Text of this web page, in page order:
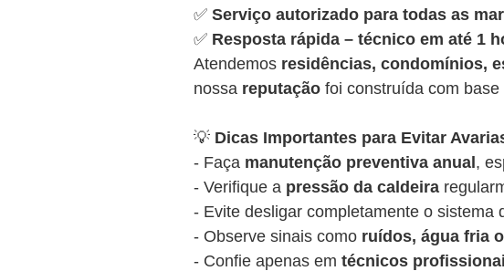
✅ Serviço autorizado para todas as
✅ Resposta rápida – técnico em até 1
Atendemos residências, condomínios,
nossa reputação foi construída com base
💡 Dicas Importantes para Evitar
- Faça manutenção preventiva anual ,
- Verifique a pressão da caldeira
- Evite desligar completamente o sistema
- Observe sinais como ruídos, água fria
- Confie apenas em técnicos